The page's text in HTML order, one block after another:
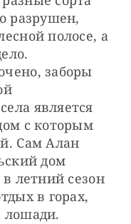
разрушен,
полосе, а
заборы
является
с которым
Сам Алан
дом
в летний сезон
в горах,
лошади.